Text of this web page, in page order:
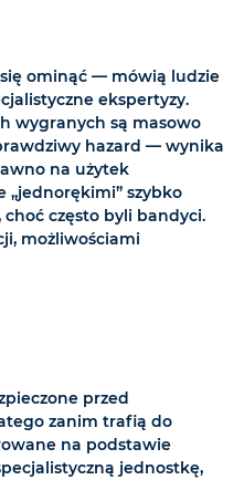
ominąć — mówią ludzie
ekspertyzy.
wygranych są masowo
hazard — wynika
na użytek
„jednorękimi” szybko
często byli bandyci.
możliwościami
przed
zanim trafią do
na podstawie
jednostkę,